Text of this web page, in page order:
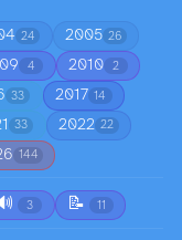
24 2005 26
4 2010 2
33 2017 14
33 2022 22
144
3 📝 11